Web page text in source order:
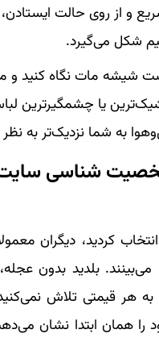
و از روی حالت
شکل می‌گیرد.
شیشه مات نگاه کنید و
یا چشمگیرترین
به شما نزدیک‌تر به
شناسی سایت
مدل شماره ۱ را انتخاب کردید،
بلدید بدون
هر قیمتی تلاش
را همان ابتدا نشان